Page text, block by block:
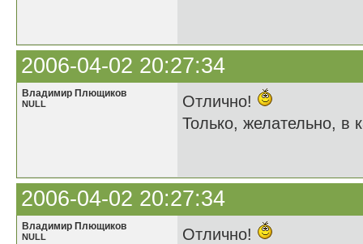
2006-04-02 20:27:34
Владимир Плющиков
NULL
Отлично!
Только, желательно, в
2006-04-02 20:27:34
Владимир Плющиков
NULL
Отлично!